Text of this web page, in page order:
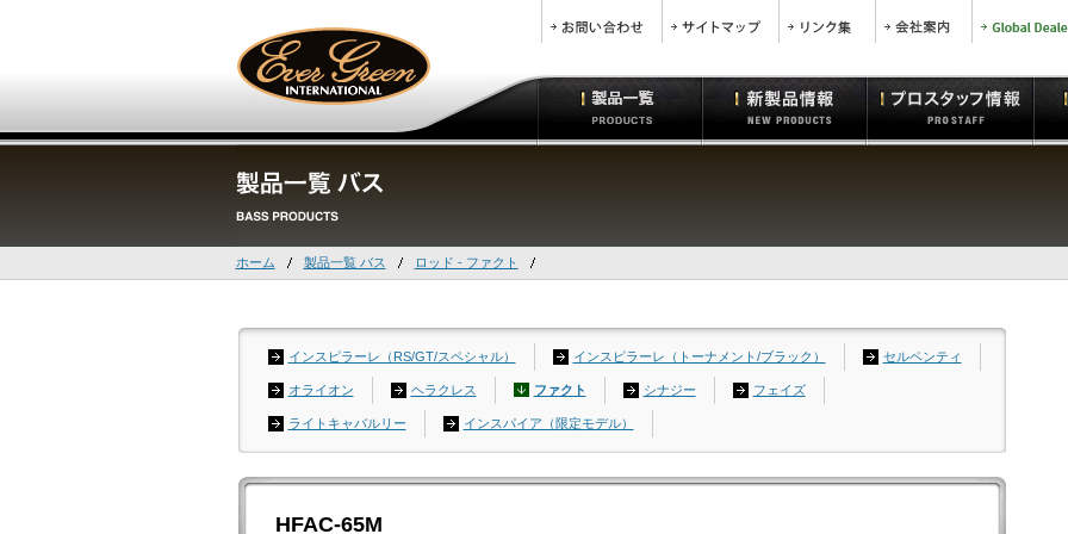
ホーム 製品一覧 バス ロッド - ファクト
インスピラーレ（RS/GT/スペシャル） インスピラーレ（トーナメント/ブラック） セルペンティ
オライオン ヘラクレス ファクト シナジー フェイズ
ライトキャバルリー インスパイア（限定モデル）
HFAC-65M